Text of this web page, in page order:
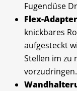
Fugendüse
Flex-
knickbares
aufgesteckt
Stellen im zu
vorzudringen.